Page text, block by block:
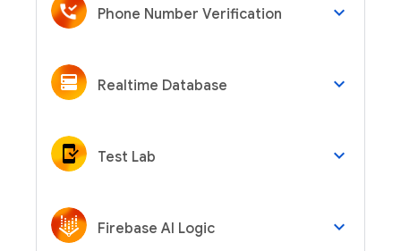
Phone Number Verification keyboard_arrow_down
Realtime Database keyboard_arrow_down
Test Lab keyboard_arrow_down
Firebase AI Logic keyboard_arrow_down